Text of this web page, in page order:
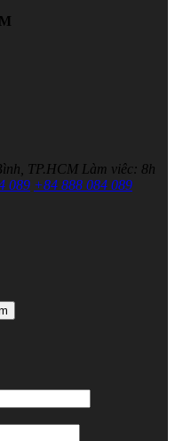
TP.HCM Làm viêc: 8h
089 +84 888 084 089